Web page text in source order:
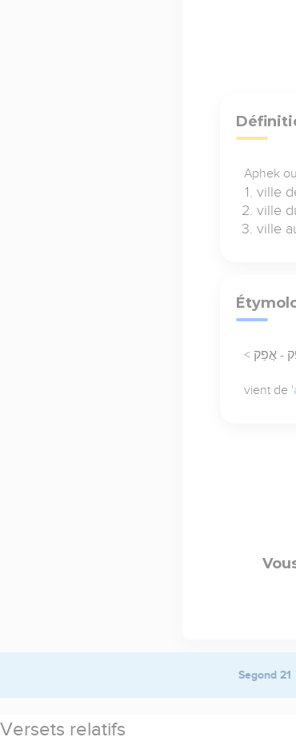
Aphek
ville
ville
ville
- אֲפֵק
vient de
Segond 21
Versets relatifs